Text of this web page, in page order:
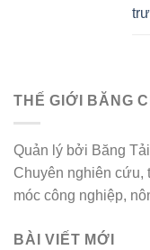
THẾ GIỚI BĂNG
Quản lý bởi Băng
Chuyên nghiên cứu,
móc công nghiệp,
BÀI VIẾT MỚI